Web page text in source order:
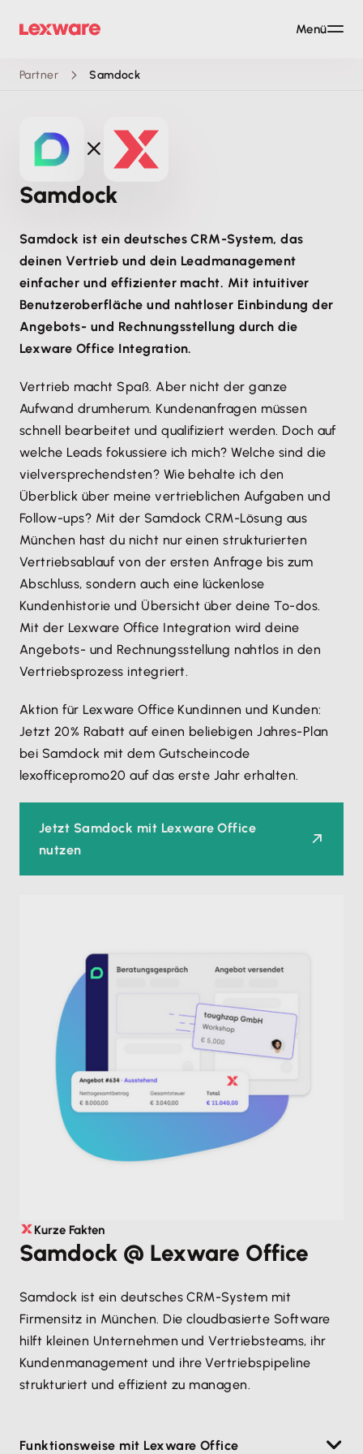
Partner Samdock
Samdock
Samdock ist ein deutsches CRM-System, das
deinen Vertrieb und dein Leadmanagement
einfacher und effizienter macht. Mit intuitiver
Benutzeroberfläche und nahtloser Einbindung der
Angebots- und Rechnungsstellung durch die
Lexware Office Integration.
Vertrieb macht Spaß. Aber nicht der ganze
Aufwand drumherum. Kundenanfragen müssen
schnell bearbeitet und qualifiziert werden. Doch auf
welche Leads fokussiere ich mich? Welche sind die
vielversprechendsten? Wie behalte ich den
Überblick über meine vertrieblichen Aufgaben und
Follow-ups? Mit der Samdock CRM-Lösung aus
München hast du nicht nur einen strukturierten
Vertriebsablauf von der ersten Anfrage bis zum
Abschluss, sondern auch eine lückenlose
Kundenhistorie und Übersicht über deine To-dos.
Mit der Lexware Office Integration wird deine
Angebots- und Rechnungsstellung nahtlos in den
Vertriebsprozess integriert.
Aktion für Lexware Office Kundinnen und Kunden:
Jetzt 20% Rabatt auf einen beliebigen Jahres-Plan
bei Samdock mit dem Gutscheincode
lexofficepromo20 auf das erste Jahr erhalten.
Jetzt Samdock mit Lexware Office
nutzen
Kurze Fakten
Samdock @ Lexware Office
Samdock ist ein deutsches CRM-System mit
Firmensitz in München. Die cloudbasierte Software
hilft kleinen Unternehmen und Vertriebsteams, ihr
Kundenmanagement und ihre Vertriebspipeline
strukturiert und effizient zu managen.
Funktionsweise mit Lexware Office
Menü